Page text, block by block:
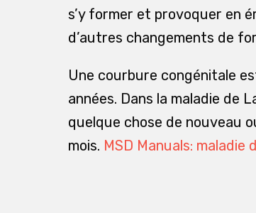
s’y former et provoquer en
d’autres changements de
Une courbure congénitale
années. Dans la maladie de
quelque chose de nouveau
mois. MSD Manuals: maladie